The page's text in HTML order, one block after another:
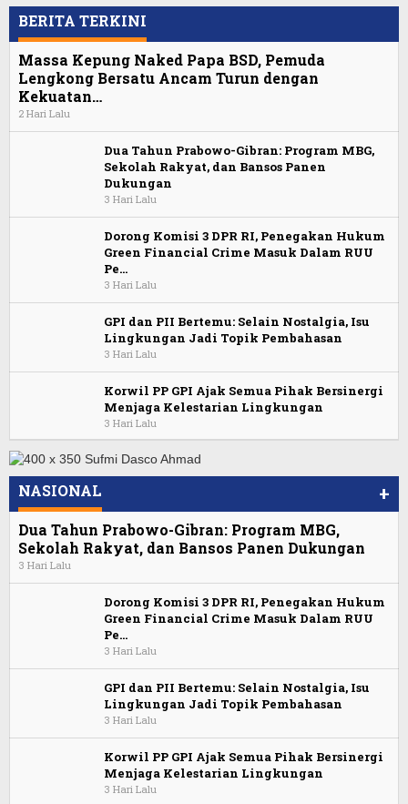
BERITA TERKINI
Massa Kepung Naked Papa BSD, Pemuda
Lengkong Bersatu Ancam Turun dengan
Kekuatan…
2 Hari Lalu
Dua Tahun Prabowo-Gibran: Program MBG,
Sekolah Rakyat, dan Bansos Panen
Dukungan
3 Hari Lalu
Dorong Komisi 3 DPR RI, Penegakan Hukum
Green Financial Crime Masuk Dalam RUU
Pe…
3 Hari Lalu
GPI dan PII Bertemu: Selain Nostalgia, Isu
Lingkungan Jadi Topik Pembahasan
3 Hari Lalu
Korwil PP GPI Ajak Semua Pihak Bersinergi
Menjaga Kelestarian Lingkungan
3 Hari Lalu
NASIONAL +
Dua Tahun Prabowo-Gibran: Program MBG,
Sekolah Rakyat, dan Bansos Panen Dukungan
3 Hari Lalu
Dorong Komisi 3 DPR RI, Penegakan Hukum
Green Financial Crime Masuk Dalam RUU
Pe…
3 Hari Lalu
GPI dan PII Bertemu: Selain Nostalgia, Isu
Lingkungan Jadi Topik Pembahasan
3 Hari Lalu
Korwil PP GPI Ajak Semua Pihak Bersinergi
Menjaga Kelestarian Lingkungan
3 Hari Lalu